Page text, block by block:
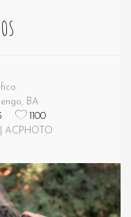
BA
1100
ACPHOTO